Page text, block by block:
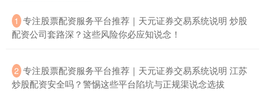
1 ​专注股票配资服务平台推荐｜天元证券交易系统说明 炒股
配资公司套路深？这些风险你必应知说念！
2 ​专注股票配资服务平台推荐｜天元证券交易系统说明 江苏
炒股配资安全吗？警惕这些平台陷坑与正规渠说念选拔